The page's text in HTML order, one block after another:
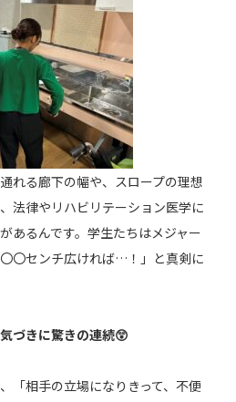
れる廊下の幅や、スロープの理想
法律やリハビリテーション医学に
あるんです。学生たちはメジャー
〇センチ広ければ…！」と真剣に
づきに驚きの連続😲
「相手の立場になりきって、不便